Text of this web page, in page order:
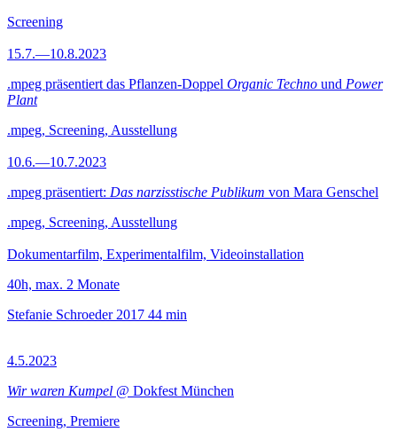
Screening
15.7.—10.8.2023
.mpeg präsentiert das Pflanzen-Doppel Organic Techno und Power
Plant
.mpeg, Screening, Ausstellung
10.6.—10.7.2023
.mpeg präsentiert: Das narzisstische Publikum von Mara Genschel
.mpeg, Screening, Ausstellung
Dokumentarfilm, Experimentalfilm, Videoinstallation
40h, max. 2 Monate
Stefanie Schroeder 2017 44 min
4.5.2023
Wir waren Kumpel @ Dokfest München
Screening, Premiere